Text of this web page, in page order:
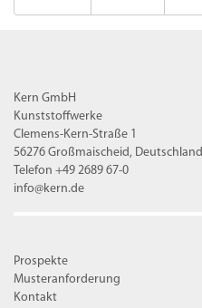
Kern GmbH
Kunststoffwerke
Clemens-Kern-Straße 1
56276 Großmaischeid, Deutschland
Telefon +49 2689 67-0
info@kern.de
Prospekte
Musteranforderung
Kontakt